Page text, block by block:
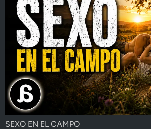
SEXO EN EL CAMPO